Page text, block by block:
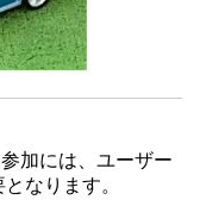
加には、ユーザー
なります。